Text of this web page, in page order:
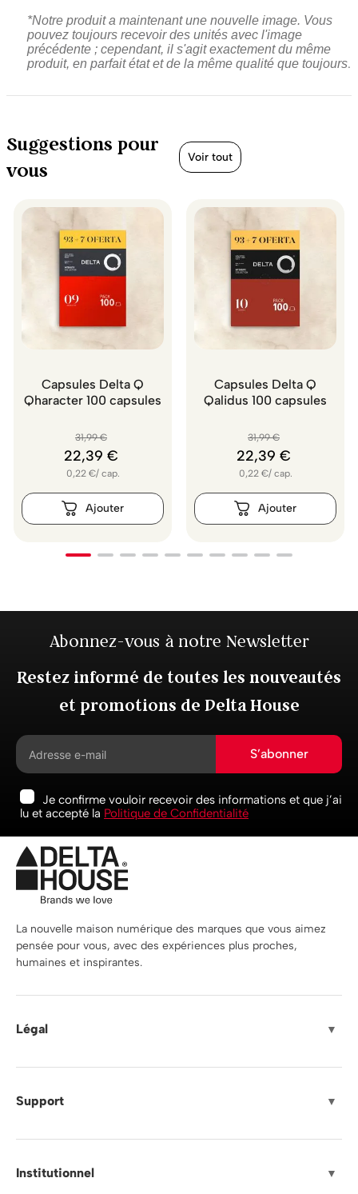
*Notre produit a maintenant une nouvelle image. Vous
pouvez toujours recevoir des unités avec l'image
précédente ; cependant, il s'agit exactement du même
produit, en parfait état et de la même qualité que toujours.
Suggestions pour
vous
Voir tout
Capsules Delta Q
Qharacter 100 capsules
31,99 €
22,39 €
0,22 €/ cap.
Capsules Delta Q
Qalidus 100 capsules
31,99 €
22,39 €
0,22 €/ cap.
Abonnez-vous à notre Newsletter
Restez informé de toutes les nouveautés
et promotions de Delta House
S’abonner
Je confirme vouloir recevoir des informations et que j’ai
lu et accepté la Politique de Confidentialité
La nouvelle maison numérique des marques que vous aimez
pensée pour vous, avec des expériences plus proches,
humaines et inspirantes.
Légal ▼
Support ▼
Institutionnel ▼